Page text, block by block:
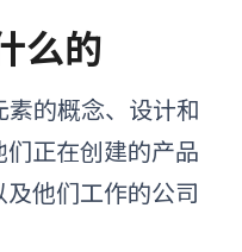
么的
的概念、设计和
正在创建的产品
他们工作的公司